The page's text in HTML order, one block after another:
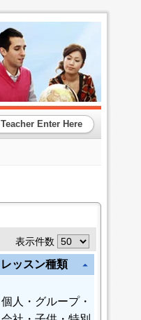
Teacher Enter Here
表示件数
レッスン種類 arrow_drop_up
個人
・グループ・